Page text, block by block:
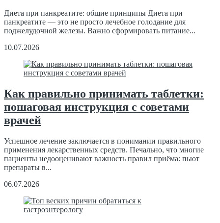
Диета при панкреатите: общие принципы Диета при
панкреатите — это не просто лечебное голодание для
поджелудочной железы. Важно сформировать питание...
10.07.2026
Как правильно принимать таблетки:
пошаговая инструкция с советами
врачей
Успешное лечение заключается в понимании правильного
применения лекарственных средств. Печально, что многие
пациенты недооценивают важность правил приёма: пьют
препараты в...
06.07.2026